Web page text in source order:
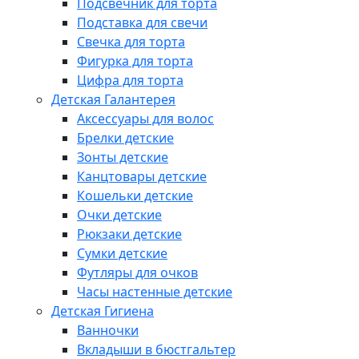
Подставка для свечи
Свечка для торта
Фигурка для торта
Цифра для торта
Детская Галантерея
Аксессуары для волос
Брелки детские
Зонты детские
Канцтовары детские
Кошельки детские
Очки детские
Рюкзаки детские
Сумки детские
Футляры для очков
Часы настенные детские
Детская Гигиена
Ванночки
Вкладыши в бюстгальтер